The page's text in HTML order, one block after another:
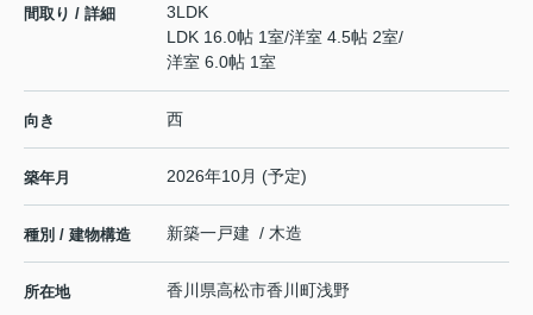
間取り / 詳細
3LDK
LDK 16.0帖 1室/洋室 4.5帖 2室/
洋室 6.0帖 1室
向き 西
築年月 2026年10月 (予定)
種別 / 建物構造 新築一戸建 / 木造
所在地 香川県高松市香川町浅野